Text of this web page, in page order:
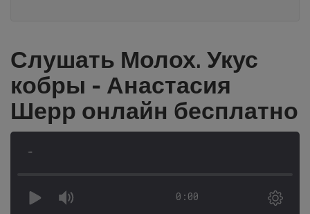
Слушать Молох. Укус
кобры - Анастасия
Шерр онлайн бесплатно
-
0:00